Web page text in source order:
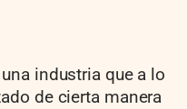
industria que a lo
de cierta manera